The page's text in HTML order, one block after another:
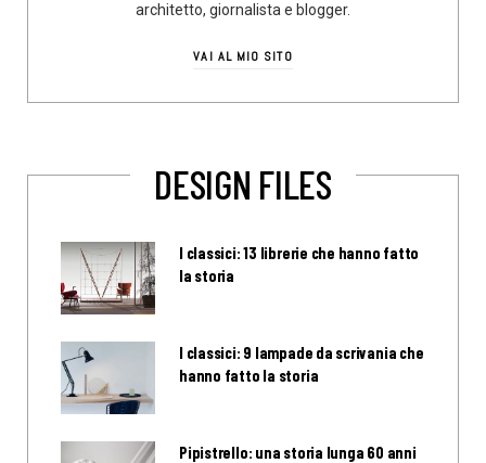
architetto, giornalista e blogger.
VAI AL MIO SITO
DESIGN FILES
I classici: 13 librerie che hanno fatto
la storia
I classici: 9 lampade da scrivania che
hanno fatto la storia
Pipistrello: una storia lunga 60 anni